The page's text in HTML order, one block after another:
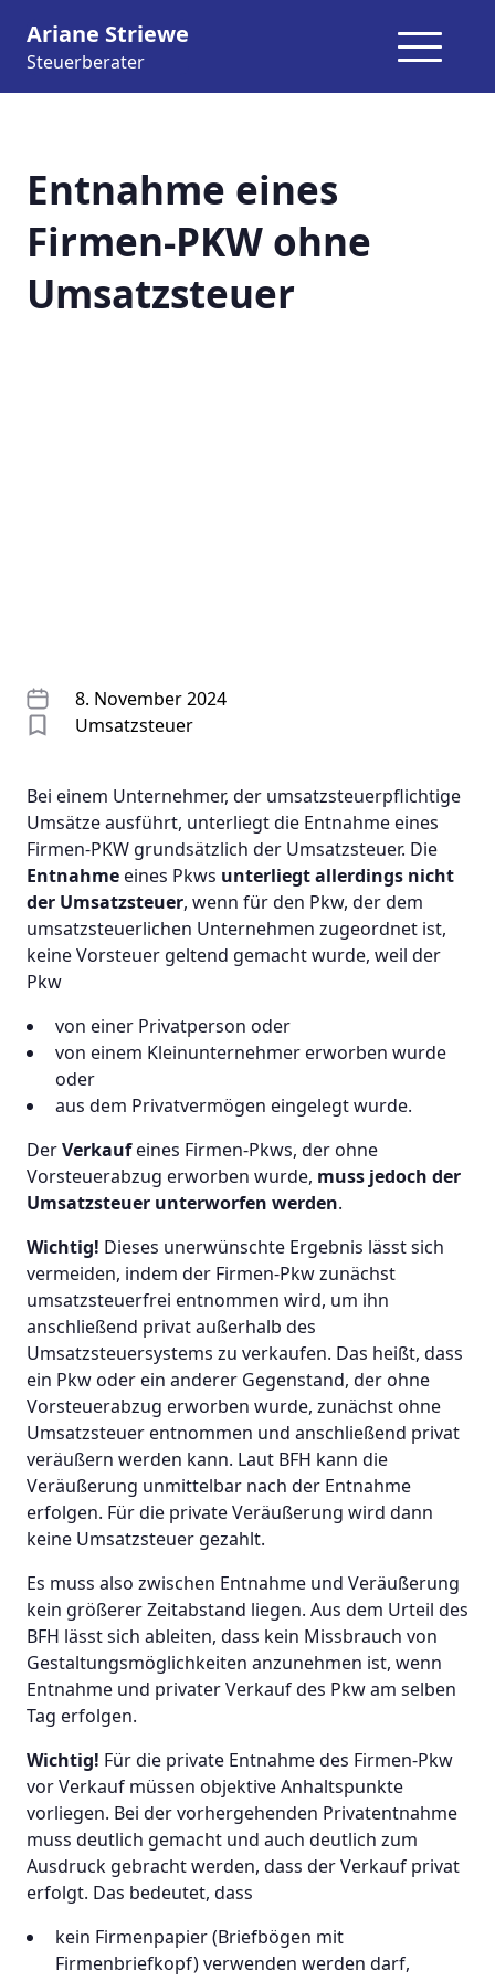
Ariane Striewe
Steuerberater
Entnahme eines
Firmen-PKW ohne
Umsatzsteuer
8. November 2024
Umsatzsteuer
Bei einem Unternehmer, der umsatzsteuerpflichtige
Umsätze ausführt, unterliegt die Entnahme eines
Firmen-PKW grundsätzlich der Umsatzsteuer. Die
Entnahmeeines Pkws unterliegt allerdings nicht
der Umsatzsteuer, wenn für den Pkw, der dem
umsatzsteuerlichen Unternehmen zugeordnet ist,
keine Vorsteuer geltend gemacht wurde, weil der
Pkw
von einer Privatperson oder
von einem Kleinunternehmer erworben wurde
oder
aus dem Privatvermögen eingelegt wurde.
DerVerkaufeines Firmen-Pkws, der ohne
Vorsteuerabzug erworben wurde, muss jedoch der
Umsatzsteuer unterworfen werden.
Wichtig! Dieses unerwünschte Ergebnis lässt sich
vermeiden, indem der Firmen-Pkw zunächst
umsatzsteuerfrei entnommen wird, um ihn
anschließend privat außerhalb des
Umsatzsteuersystems zu verkaufen. Das heißt, dass
ein Pkw oder ein anderer Gegenstand, der ohne
Vorsteuerabzug erworben wurde, zunächst ohne
Umsatzsteuer entnommen und anschließend privat
veräußern werden kann. Laut BFH kann die
Veräußerung unmittelbar nach der Entnahme
erfolgen. Für die private Veräußerung wird dann
keine Umsatzsteuer gezahlt.
Es muss also zwischen Entnahme und Veräußerung
kein größerer Zeitabstand liegen. Aus dem Urteil des
BFH lässt sich ableiten, dass kein Missbrauch von
Gestaltungsmöglichkeiten anzunehmen ist, wenn
Entnahme und privater Verkauf des Pkw am selben
Tag erfolgen.
Wichtig! Für die private Entnahme des Firmen-Pkw
vor Verkauf müssen objektive Anhaltspunkte
vorliegen. Bei der vorhergehenden Privatentnahme
muss deutlich gemacht und auch deutlich zum
Ausdruck gebracht werden, dass der Verkauf privat
erfolgt. Das bedeutet, dass
kein Firmenpapier (Briefbögen mit
Firmenbriefkopf) verwenden werden darf,